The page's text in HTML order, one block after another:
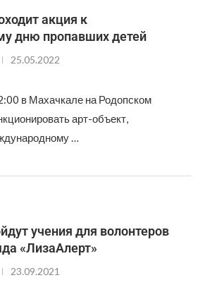
акция к
дню пропавших детей
25.05.2022
в Махачкале на Родопском
арт-объект,
…
учения для волонтеров
«ЛизаАлерт»
23.09.2021